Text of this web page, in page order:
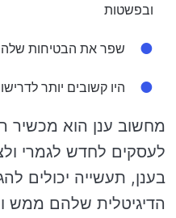
ובפשטות
שפר את הבטיחות
היו קשובים יותר
מחשוב ענן הוא מכשיר
לעסקים לחדש לגמרי
בענן, תעשייה יכולים
הדיגיטלית שלהם ממש